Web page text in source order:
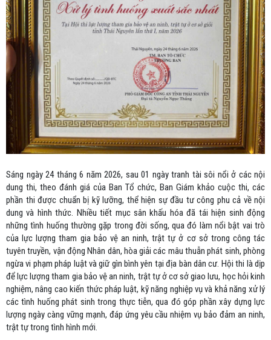
Sáng ngày 24 tháng 6 năm 2026, sau 01 ngày tranh tài sôi nổi ở các nội
dung thi, theo đánh giá của Ban Tổ chức, Ban Giám khảo cuộc thi, các
phần thi được chuẩn bị kỹ lưỡng, thể hiện sự đầu tư công phu cả về nội
dung và hình thức. Nhiều tiết mục sân khấu hóa đã tái hiện sinh động
những tình huống thường gặp trong đời sống, qua đó làm nổi bật vai trò
của lực lượng tham gia bảo vệ an ninh, trật tự ở cơ sở trong công tác
tuyên truyền, vận động Nhân dân, hòa giải các mâu thuẫn phát sinh, phòng
ngừa vi phạm pháp luật và giữ gìn bình yên tại địa bàn dân cư. Hội thi là dịp
để lực lượng tham gia bảo vệ an ninh, trật tự ở cơ sở giao lưu, học hỏi kinh
nghiệm, nâng cao kiến thức pháp luật, kỹ năng nghiệp vụ và khả năng xử lý
các tình huống phát sinh trong thực tiễn, qua đó góp phần xây dựng lực
lượng ngày càng vững mạnh, đáp ứng yêu cầu nhiệm vụ bảo đảm an ninh,
trật tự trong tình hình mới.